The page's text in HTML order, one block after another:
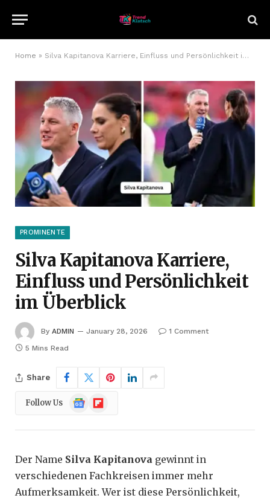
Home » Silva Kapitanova Karriere, Einfluss und Persönlichkeit im Überblick
PROMINENTE
Silva Kapitanova Karriere,
Einfluss und Persönlichkeit
im Überblick
By ADMIN January 28, 2026
1 Comment
5 Mins Read
Share
Follow Us
Google
News
Flipboard
Der Name Silva Kapitanova gewinnt in
verschiedenen Fachkreisen immer mehr
Aufmerksamkeit. Wer ist diese Persönlichkeit,